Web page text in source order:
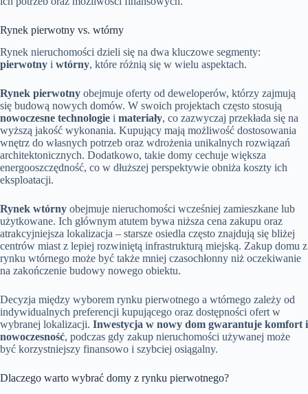
Rynek pierwotny vs. wtórny
Rynek nieruchomości dzieli się na dwa kluczowe segmenty:
pierwotny i wtórny, które różnią się w wielu aspektach.
Rynek pierwotny obejmuje oferty od deweloperów, którzy zajmują
się budową nowych domów. W swoich projektach często stosują
nowoczesne technologie i materiały, co zazwyczaj przekłada się na
wyższą jakość wykonania. Kupujący mają możliwość dostosowania
wnętrz do własnych potrzeb oraz wdrożenia unikalnych rozwiązań
architektonicznych. Dodatkowo, takie domy cechuje większa
energooszczędność, co w dłuższej perspektywie obniża koszty ich
eksploatacji.
Rynek wtórny obejmuje nieruchomości wcześniej zamieszkane lub
użytkowane. Ich głównym atutem bywa niższa cena zakupu oraz
atrakcyjniejsza lokalizacja – starsze osiedla często znajdują się bliżej
centrów miast z lepiej rozwiniętą infrastrukturą miejską. Zakup domu z
rynku wtórnego może być także mniej czasochłonny niż oczekiwanie
na zakończenie budowy nowego obiektu.
Decyzja między wyborem rynku pierwotnego a wtórnego zależy od
indywidualnych preferencji kupującego oraz dostępności ofert w
wybranej lokalizacji. Inwestycja w nowy dom gwarantuje komfort i
nowoczesność, podczas gdy zakup nieruchomości używanej może
być korzystniejszy finansowo i szybciej osiągalny.
Dlaczego warto wybrać domy z rynku pierwotnego?